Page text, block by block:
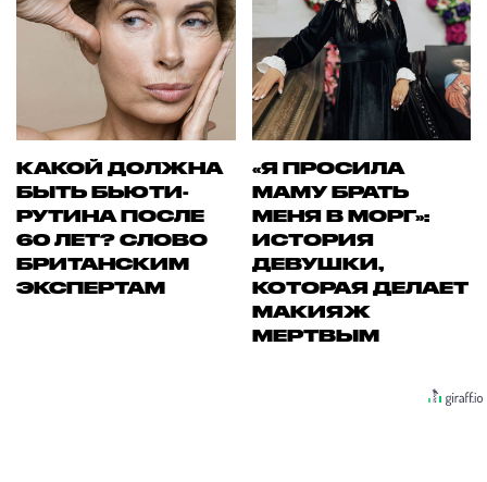
КАКОЙ ДОЛЖНА
БЫТЬ БЬЮТИ-
РУТИНА ПОСЛЕ
60 ЛЕТ? СЛОВО
БРИТАНСКИМ
ЭКСПЕРТАМ
«Я ПРОСИЛА
МАМУ БРАТЬ
МЕНЯ В МОРГ»:
ИСТОРИЯ
ДЕВУШКИ,
КОТОРАЯ ДЕЛАЕТ
МАКИЯЖ
МЕРТВЫМ